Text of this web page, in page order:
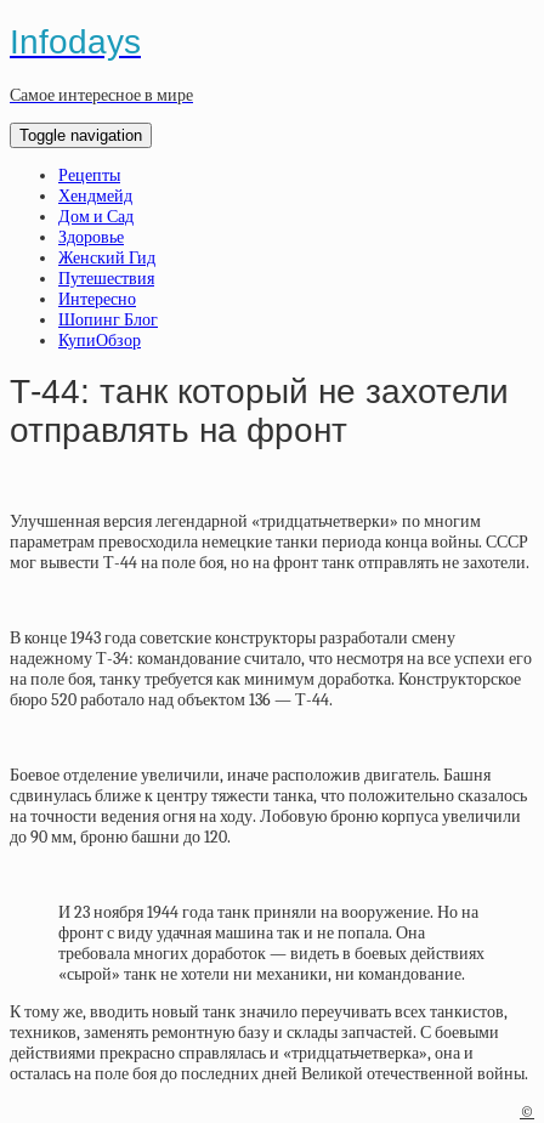
Infodays
Самое интересное в мире
Toggle navigation
Рецепты
Хендмейд
Дом и Сад
Здоровье
Женский Гид
Путешествия
Интересно
Шопинг Блог
КупиОбзор
Т-44: танк который не захотели
отправлять на фронт
Улучшенная версия легендарной «тридцатьчетверки» по многим
параметрам превосходила немецкие танки периода конца войны. СССР
мог вывести Т-44 на поле боя, но на фронт танк отправлять не захотели.
В конце 1943 года советские конструкторы разработали смену
надежному Т-34: командование считало, что несмотря на все успехи его
на поле боя, танку требуется как минимум доработка. Конструкторское
бюро 520 работало над объектом 136 — Т-44.
Боевое отделение увеличили, иначе расположив двигатель. Башня
сдвинулась ближе к центру тяжести танка, что положительно сказалось
на точности ведения огня на ходу. Лобовую броню корпуса увеличили
до 90 мм, броню башни до 120.
И 23 ноября 1944 года танк приняли на вооружение. Но на
фронт с виду удачная машина так и не попала. Она
требовала многих доработок — видеть в боевых действиях
«сырой» танк не хотели ни механики, ни командование.
К тому же, вводить новый танк значило переучивать всех танкистов,
техников, заменять ремонтную базу и склады запчастей. С боевыми
действиями прекрасно справлялась и «тридцатьчетверка», она и
осталась на поле боя до последних дней Великой отечественной войны.
©